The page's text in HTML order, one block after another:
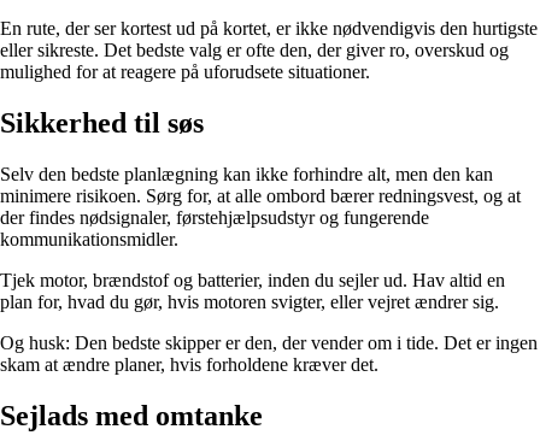
En rute, der ser kortest ud på kortet, er ikke nødvendigvis den hurtigste
eller sikreste. Det bedste valg er ofte den, der giver ro, overskud og
mulighed for at reagere på uforudsete situationer.
Sikkerhed til søs
Selv den bedste planlægning kan ikke forhindre alt, men den kan
minimere risikoen. Sørg for, at alle ombord bærer redningsvest, og at
der findes nødsignaler, førstehjælpsudstyr og fungerende
kommunikationsmidler.
Tjek motor, brændstof og batterier, inden du sejler ud. Hav altid en
plan for, hvad du gør, hvis motoren svigter, eller vejret ændrer sig.
Og husk: Den bedste skipper er den, der vender om i tide. Det er ingen
skam at ændre planer, hvis forholdene kræver det.
Sejlads med omtanke